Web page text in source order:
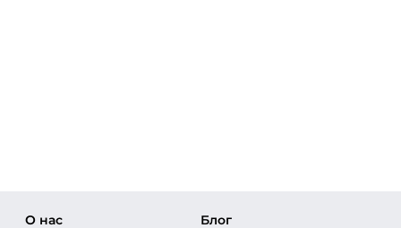
О нас
Блог